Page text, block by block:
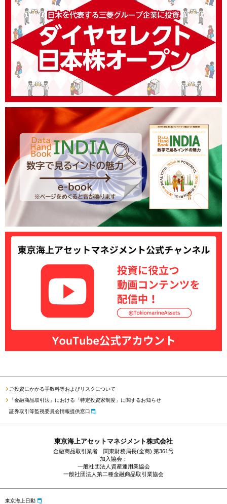
ご投資にかかる手数料等およびリスクについて
「金融商品取引法」における「特定投資家制度」に関するお知らせ
証券取引等監視委員会情報提供窓口
東京海上アセットマネジメント株式会社
金融商品取引業者 関東財務局長(金商) 第361号
加入協会：
一般社団法人資産運用業協会
一般社団法人第二種金融商品取引業協会
東京海上日動